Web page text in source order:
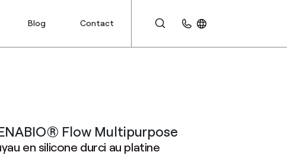
Blog Contact
Flow Multipurpose
en silicone durci au platine